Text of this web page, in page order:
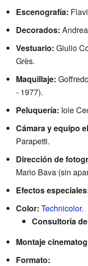
Escenografía:
Decorados:
Vestuario: Giulio
Grès.
Maquillaje:
- 1977).
Peluquería: Iole
Cámara y equipo
Parapetti.
Dirección de
Mario Bava (sin
Efectos
Color: Technicolor.
Consultoría
Montaje
Formato: